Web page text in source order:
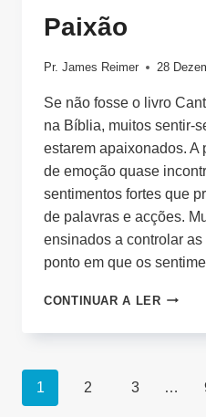
Paixão
Pr. James Reimer 28
Se não fosse o livro
na Bíblia, muitos sentir-
estarem apaixonados. A
de emoção quase
sentimentos fortes que
de palavras e acções.
ensinados a controlar
ponto em que os
CONTINUAR A LERPAIXÃO
Page
1 2 3 …